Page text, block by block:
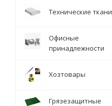
Технические ткани
Офисные
принадлежности
Хозтовары
Грязезащитные